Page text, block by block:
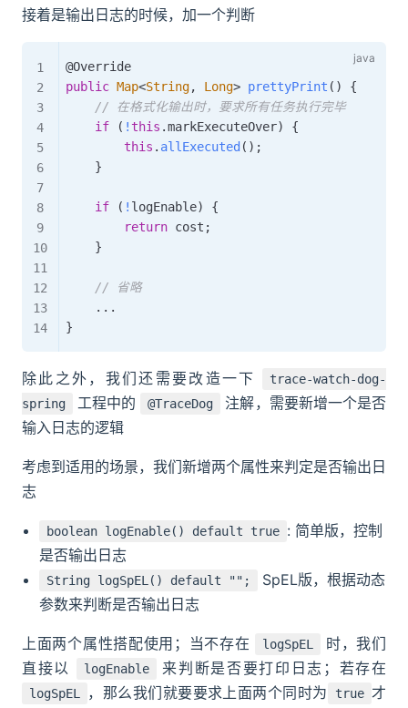
接着是输出日志的时候，加一个判断
@Override
public Map<String, Long> prettyPrint ( )
{
// 在格式化输出时，要求所有任务执行完毕
if
( ! this .markExecuteOver)
{
this . allExecuted ( ) ;
}
if ( ! logEnable)
{
return cost ;
}
// 省略
. . .
}
除此之外，我们还需要改造一下
trace-watch-dog-
spring
工程中的 @TraceDog
注解，需要新增一个是否
输入日志的逻辑
考虑到适用的场景，我们新增两个属性来判定是否输出日
志
boolean logEnable() default true : 简单版，控制
是否输出日志
String logSpEL() default "";
SpEL版，根据动态
参数来判断是否输出日志
上面两个属性搭配使用；当不存在 logSpEL
时，我们
直接以
logEnable 来判断是否要打印日志；若存在
logSpEL ，那么我们就要要求上面两个同时为 true 才